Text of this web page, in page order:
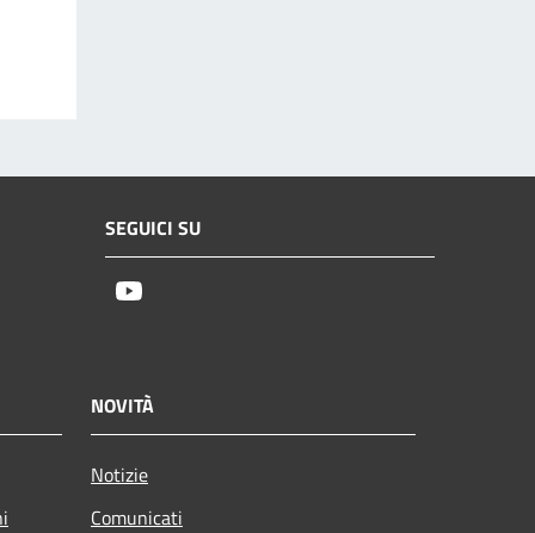
SEGUICI SU
NOVITÀ
Notizie
Comunicati